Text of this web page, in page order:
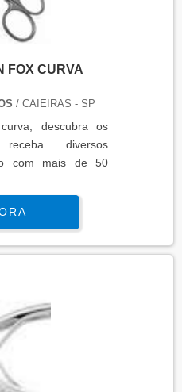
FOX CURVA
/ CAIEIRAS - SP
descubra os
receba diversos
com mais de 50